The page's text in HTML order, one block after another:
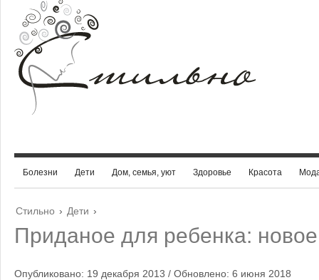
Болезни Дети Дом, семья, уют Здоровье Красота
Стильно › Дети ›
Приданое для ребенка:
Опубликовано: 19 декабря 2013 / Обновлено: 6 июня 2018